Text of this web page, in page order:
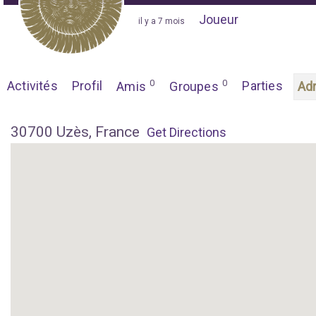
il y a 7 mois Joueur
Activités Profil Amis 0 Groupes 0 Parties
30700 Uzès, France Get Directions